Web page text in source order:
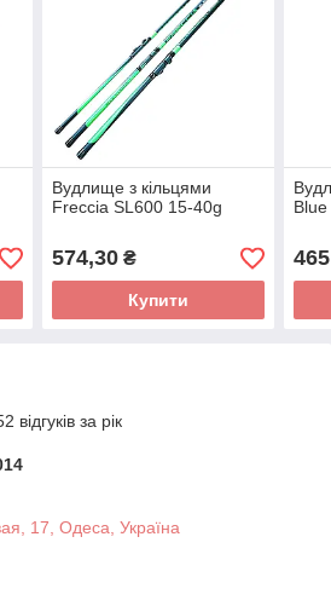
Вудлище з кільцями
Freccia SL600 15-40g
574,30₴
Купити
465
за рік
17, Одеса, Україна